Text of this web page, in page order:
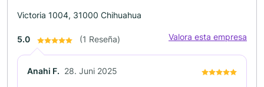
Victoria 1004, 31000 Chihuahua
5.0 (1 Reseña) Valora esta empresa
Anahi F. 28. Juni 2025